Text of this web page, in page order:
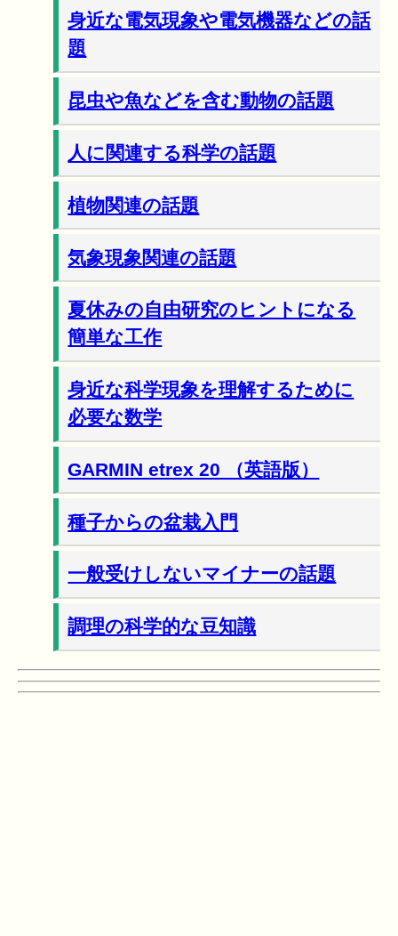
身近な電気現象や電気機器などの話
題
昆虫や魚などを含む動物の話題
人に関連する科学の話題
植物関連の話題
気象現象関連の話題
夏休みの自由研究のヒントになる
簡単な工作
身近な科学現象を理解するために
必要な数学
GARMIN etrex 20 （英語版）
種子からの盆栽入門
一般受けしないマイナーの話題
調理の科学的な豆知識